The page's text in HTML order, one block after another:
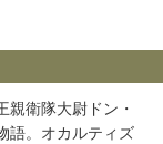
親衛隊大尉ドン・
語。オカルティズ